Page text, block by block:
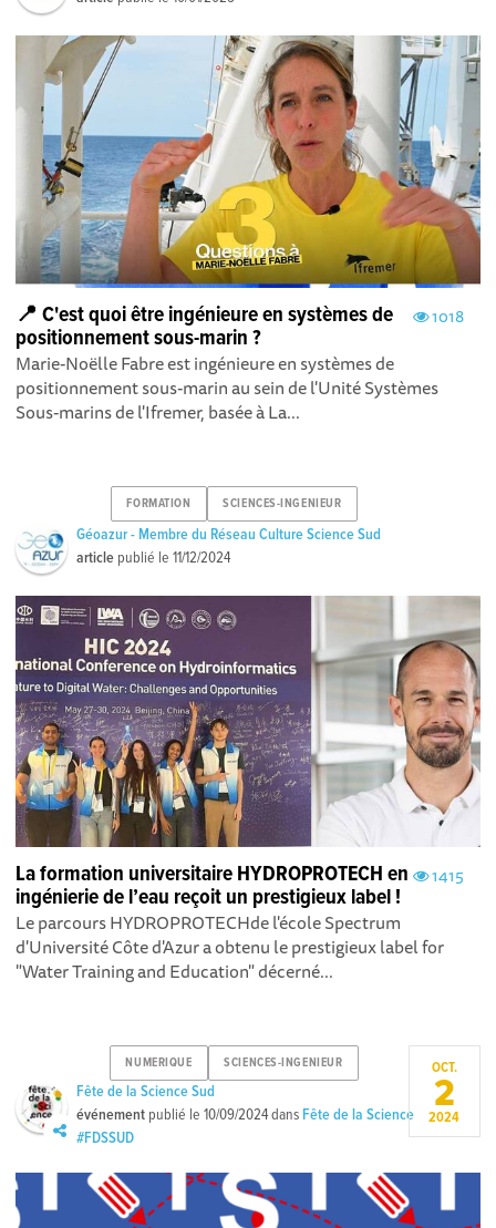
1018
📍 C'est quoi être ingénieure en systèmes de
positionnement sous-marin ?
Marie-Noëlle Fabre est ingénieure en systèmes de
positionnement sous-marin au sein de l'Unité Systèmes
Sous-marins de l'Ifremer, basée à La...
FORMATION SCIENCES-INGENIEUR
Géoazur - Membre du Réseau Culture Science Sud
article publié le11/12/2024
1415
La formation universitaire HYDROPROTECH en
ingénierie de l’eau reçoit un prestigieux label !
Le parcours HYDROPROTECH de l'école Spectrum
d'Université Côte d'Azur a obtenu le prestigieux label for
"Water Training and Education" décerné...
NUMERIQUE SCIENCES-INGENIEUR
Fête de la Science Sud
événement publié le10/09/2024dans Fête de la Science
#FDSSUD
OCT.
2
2024